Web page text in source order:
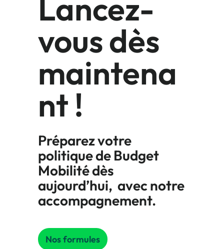
Lancez-
vous dès
maintena
nt !
Préparez votre
politique de Budget
Mobilité dès
aujourd’hui, avec notre
accompagnement.
Nos formules